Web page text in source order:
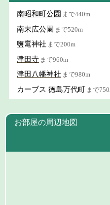
南昭和町公園 まで440m
南末広公園 まで520m
鹽竃神社 まで200m
津田寺 まで960m
津田八幡神社 まで980m
カーブス 徳島万代町 まで
お部屋の周辺地図